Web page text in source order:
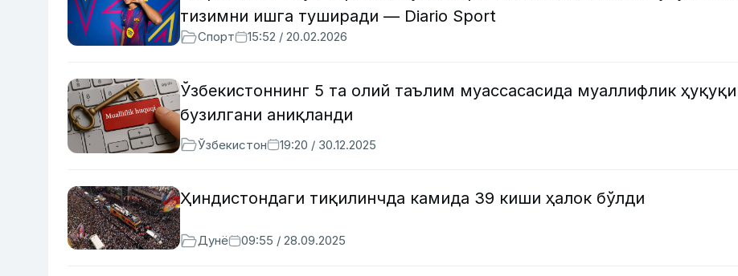
тизимни ишга туширади — Diario Sport
Спорт 15:52 / 20.02.2026
Ўзбекистоннинг 5 та олий таълим муассасасида муаллифлик ҳуқуқи
бузилгани аниқланди
Ўзбекистон 19:20 / 30.12.2025
Ҳиндистондаги тиқилинчда камида 39 киши ҳалок бўлди
Дунё 09:55 / 28.09.2025